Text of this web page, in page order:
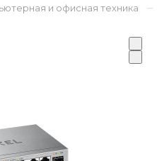
и офисная техника –